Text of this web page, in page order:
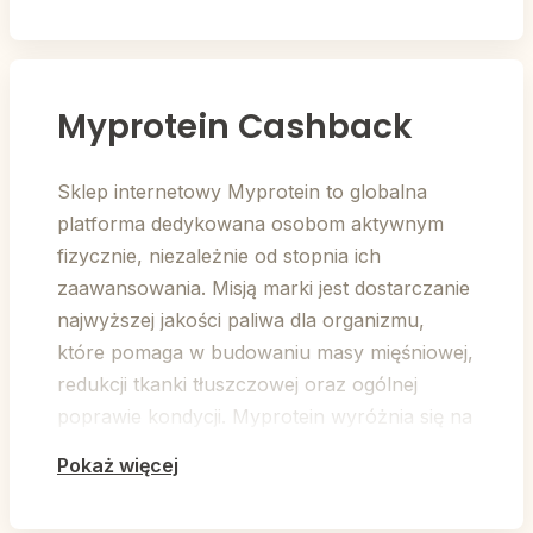
Myprotein Cashback
Sklep internetowy Myprotein to globalna
platforma dedykowana osobom aktywnym
fizycznie, niezależnie od stopnia ich
zaawansowania. Misją marki jest dostarczanie
najwyższej jakości paliwa dla organizmu,
które pomaga w budowaniu masy mięśniowej,
redukcji tkanki tłuszczowej oraz ogólnej
poprawie kondycji. Myprotein wyróżnia się na
rygorystycznym testom jakościowym, co
Pokaż więcej